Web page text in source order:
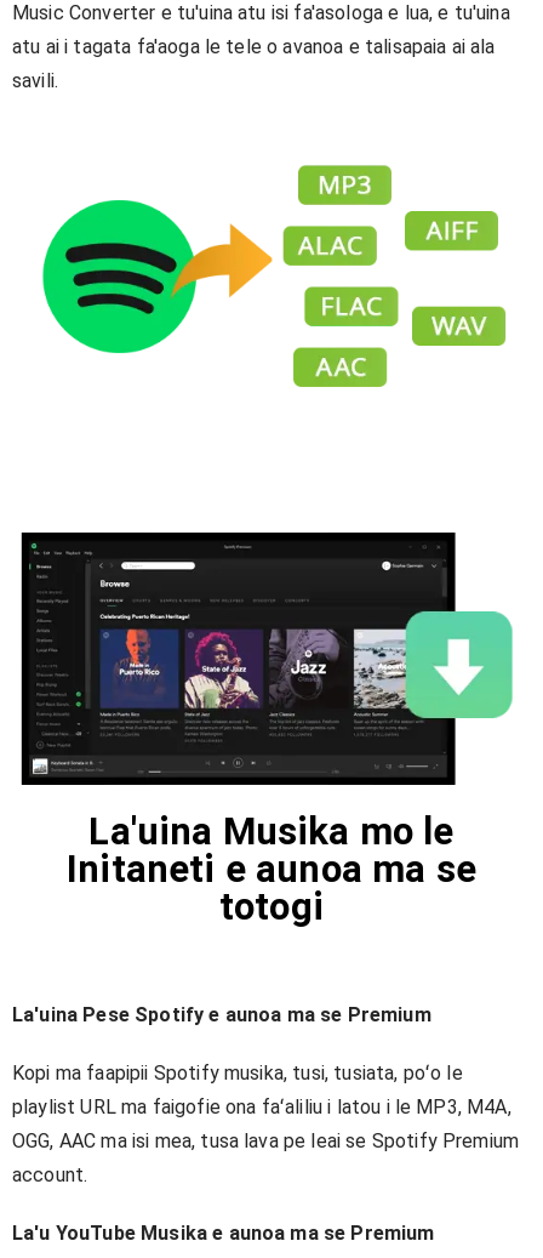
Music Converter e tu'uina atu isi fa'asologa e lua, e tu'uina
atu ai i tagata fa'aoga le tele o avanoa e talisapaia ai ala
savili.
La'uina Musika mo le
Initaneti e aunoa ma se
totogi
La'uina Pese Spotify e aunoa ma se Premium
Kopi ma faapipii Spotify musika, tusi, tusiata, poʻo le
playlist URL ma faigofie ona faʻaliliu i latou i le MP3, M4A,
OGG, AAC ma isi mea, tusa lava pe leai se Spotify Premium
account.
La'u YouTube Musika e aunoa ma se Premium